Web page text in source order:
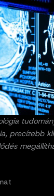
precízebb